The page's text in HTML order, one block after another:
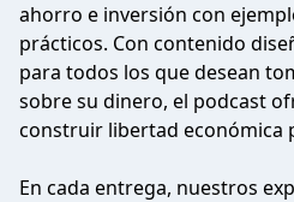
ahorro e inversión con
prácticos. Con contenido
para todos los que desean
sobre su dinero, el podcast
construir libertad económica
En cada entrega, nuestros